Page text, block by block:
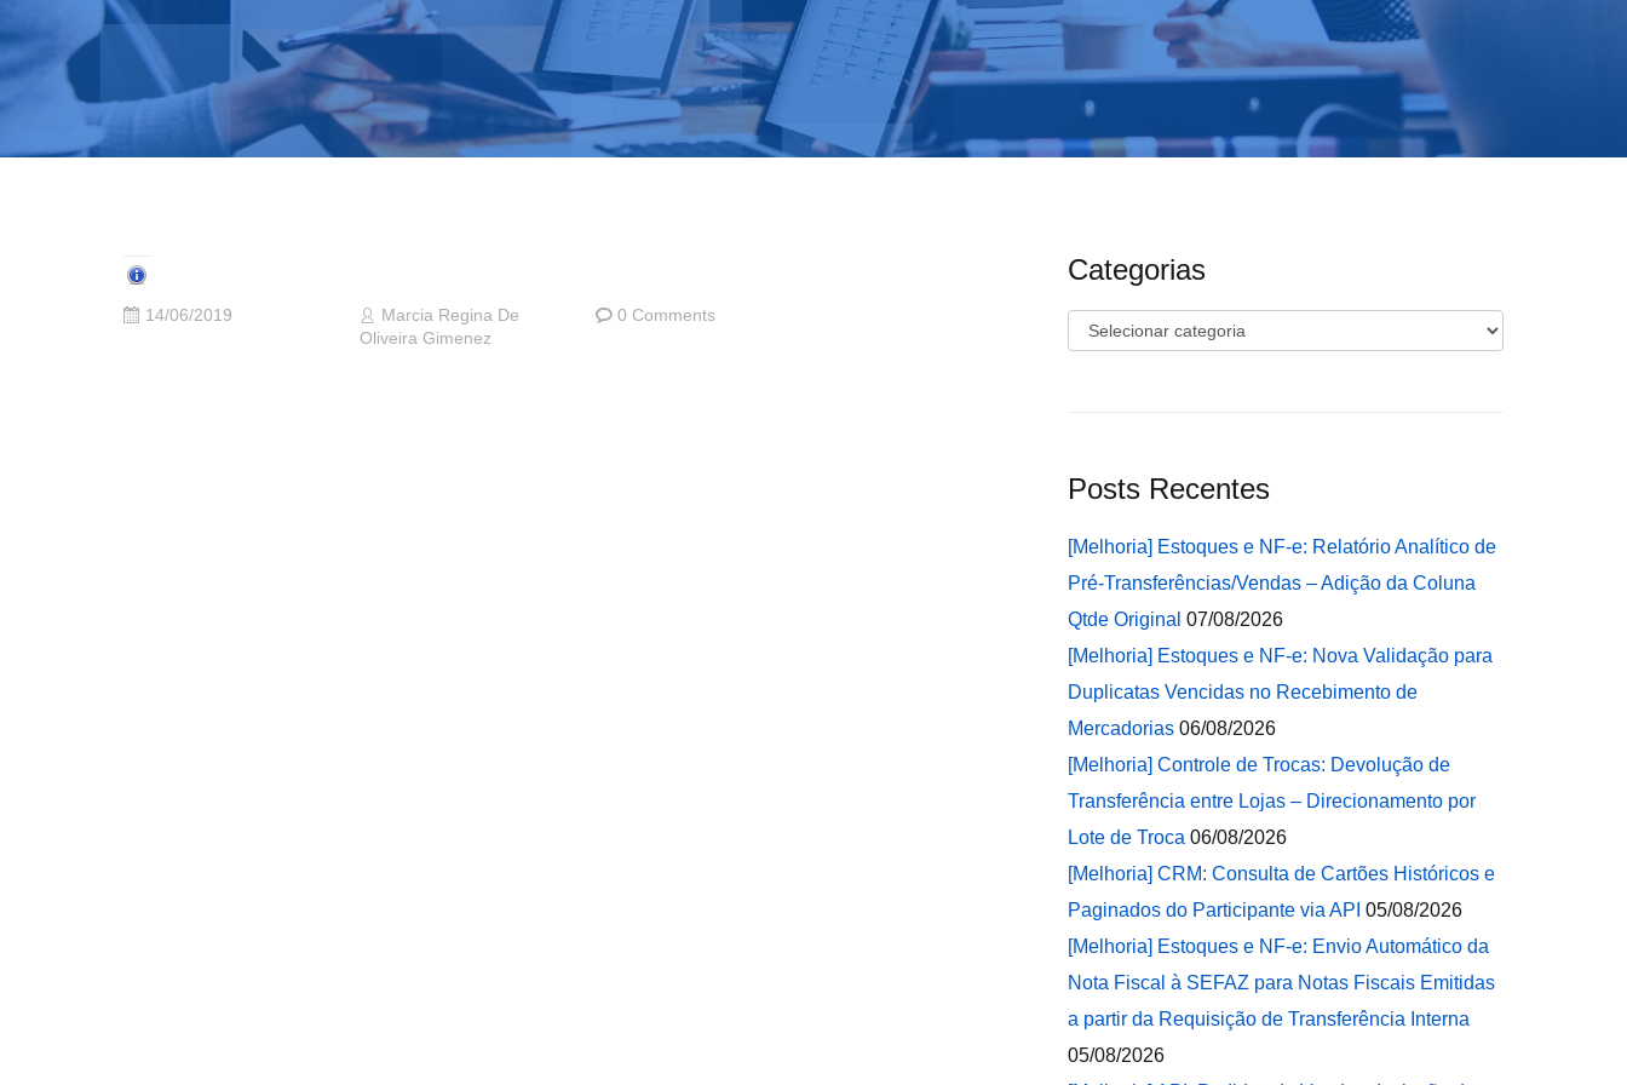
14/06/2019
Marcia Regina De
Oliveira Gimenez
0 Comments
Categorias
Categorias
Posts Recentes
[Melhoria] Estoques e NF-e: Relatório Analítico de
Pré-Transferências/Vendas – Adição da Coluna
Qtde Original 07/08/2026
[Melhoria] Estoques e NF-e: Nova Validação para
Duplicatas Vencidas no Recebimento de
Mercadorias 06/08/2026
[Melhoria] Controle de Trocas: Devolução de
Transferência entre Lojas – Direcionamento por
Lote de Troca 06/08/2026
[Melhoria] CRM: Consulta de Cartões Históricos e
Paginados do Participante via API 05/08/2026
[Melhoria] Estoques e NF-e: Envio Automático da
Nota Fiscal à SEFAZ para Notas Fiscais Emitidas
a partir da Requisição de Transferência Interna
05/08/2026